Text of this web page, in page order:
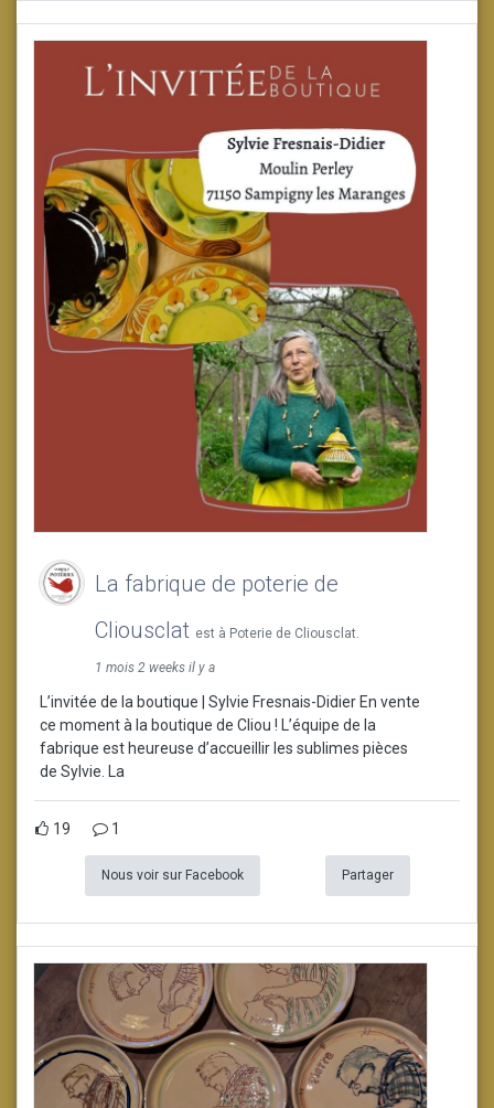
La fabrique de poterie de
Cliousclat est à Poterie de Cliousclat.
1 mois 2 weeks il y a
L’invitée de la boutique | Sylvie Fresnais-Didier En vente
ce moment à la boutique de Cliou ! L’équipe de la
fabrique est heureuse d’accueillir les sublimes pièces
de Sylvie. La
19 1
Nous voir sur Facebook Partager